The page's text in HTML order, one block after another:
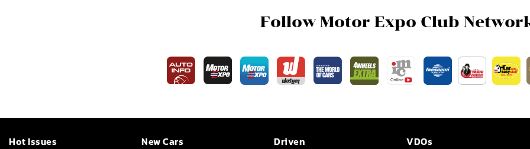
Follow Motor Expo Club
Hot Issues
New Cars
Driven
VDOs